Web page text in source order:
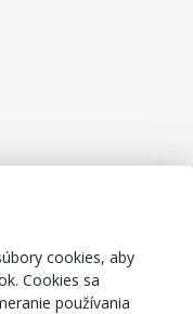
cookies, aby
Cookies sa
používania